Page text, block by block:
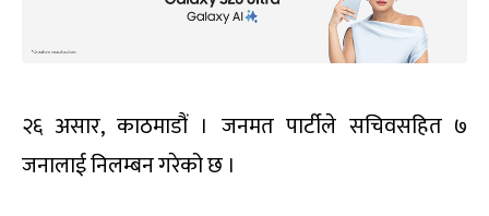
२६ असार, काठमाडौं । जनमत पार्टीले सचिवसहित ७
जनालाई निलम्बन गरेको छ ।